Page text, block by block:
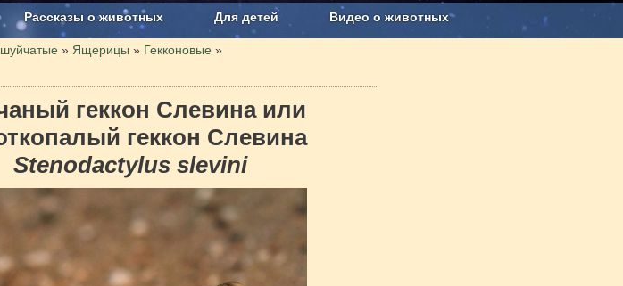
Рассказы о животных Для детей Видео о животных
О проекте
» Ящерицы » Гекконовые »
геккон Слевина или
геккон Слевина
Stenodactylus slevini